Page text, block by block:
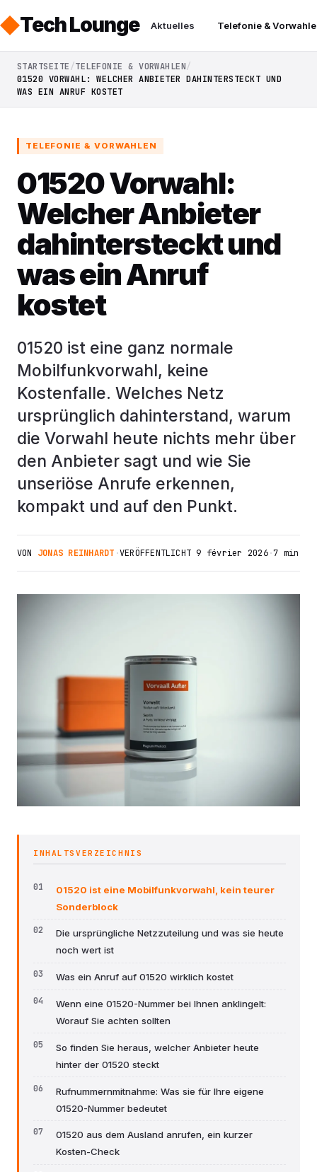
Tech Lounge Aktuelles Telefonie &
STARTSEITE
TELEFONIE & VORWAHLEN
01520 VORWAHL: WELCHER ANBIETER DAHINTERSTECKT UND
WAS EIN ANRUF KOSTET
TELEFONIE & VORWAHLEN
01520 Vorwahl:
Welcher Anbieter
dahintersteckt und
was ein Anruf
kostet
01520 ist eine ganz normale
Mobilfunkvorwahl, keine
Kostenfalle. Welches Netz
ursprünglich dahinterstand, warum
die Vorwahl heute nichts mehr über
den Anbieter sagt und wie Sie
unseriöse Anrufe erkennen,
kompakt und auf den Punkt.
VON JONAS REINHARDT ·VERÖFFENTLICHT 9 février 2026·7 min
INHALTSVERZEICHNIS
01520 ist eine Mobilfunkvorwahl, kein teurer
Sonderblock
Die ursprüngliche Netzzuteilung und was sie heute
noch wert ist
Was ein Anruf auf 01520 wirklich kostet
Wenn eine 01520-Nummer bei Ihnen anklingelt:
Worauf Sie achten sollten
So finden Sie heraus, welcher Anbieter heute
hinter der 01520 steckt
Rufnummernmitnahme: Was sie für Ihre eigene
01520-Nummer bedeutet
01520 aus dem Ausland anrufen, ein kurzer
Kosten-Check